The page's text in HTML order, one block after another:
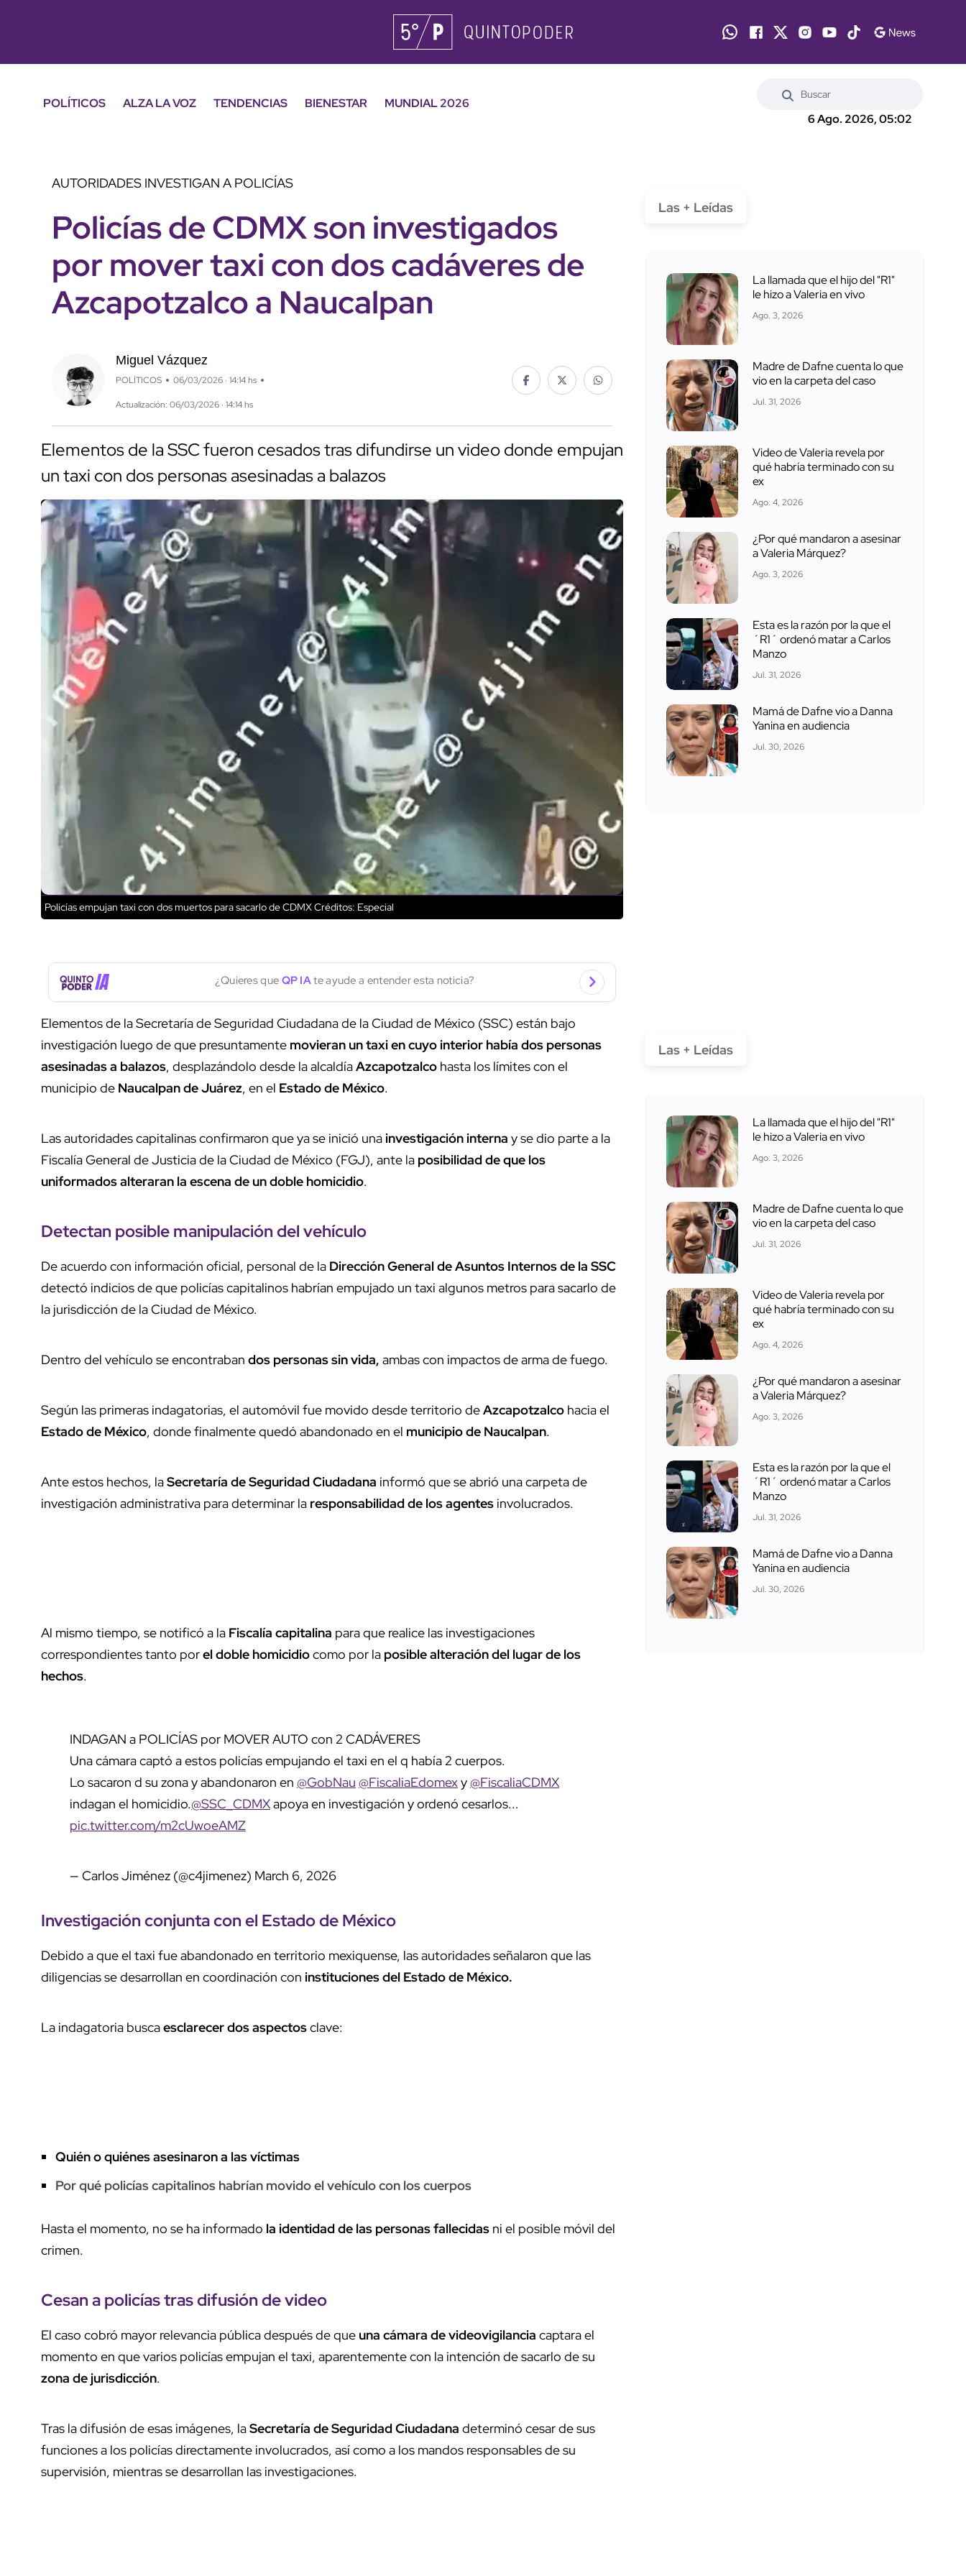
POLÍTICOS ALZA LA VOZ TENDENCIAS BIENESTAR
MUNDIAL 2026
6 Ago. 2026, 05:02
AUTORIDADES INVESTIGAN A POLICÍAS
Policías de CDMX son investigados
por mover taxi con dos cadáveres de
Azcapotzalco a Naucalpan
Miguel Vázquez
POLÍTICOS 06/03/2026 · 14:14 hs
Actualización: 06/03/2026 · 14:14 hs
Elementos de la SSC fueron cesados tras difundirse un video donde empujan
un taxi con dos personas asesinadas a balazos
Policías empujan taxi con dos muertos para sacarlo de CDMXCréditos: Especial
¿Quieres que QP IAte ayude a entender esta noticia?
Elementos de la Secretaría de Seguridad Ciudadana de la Ciudad de México (SSC) están bajo
investigación luego de que presuntamente movieran un taxi en cuyo interior había dos personas
asesinadas a balazos, desplazándolo desde la alcaldíaAzcapotzalco hasta los límites con el
municipio de Naucalpan de Juárez, en el Estado de México.
Las autoridades capitalinas confirmaron que ya se inició unainvestigación interna y se dio parte a la
Fiscalía General de Justicia de la Ciudad de México (FGJ), ante la posibilidad de que los
uniformados alteraran la escena de un doble homicidio.
Detectan posible manipulación del vehículo
De acuerdo con información oficial, personal de la Dirección General de Asuntos Internos de la SSC
detectó indicios de que policías capitalinos habrían empujado un taxi algunos metros para sacarlo de
la jurisdicción de la Ciudad de México.
Dentro del vehículo se encontraban dos personas sin vida, ambas con impactos de arma de fuego.
Según las primeras indagatorias, el automóvil fue movido desde territorio deAzcapotzalco hacia el
Estado de México, donde finalmente quedó abandonado en el municipio de Naucalpan.
Ante estos hechos, laSecretaría de Seguridad Ciudadana informó que se abrió una carpeta de
investigación administrativa para determinar la responsabilidad de los agentes involucrados.
Al mismo tiempo, se notificó a la Fiscalía capitalina para que realice las investigaciones
correspondientes tanto porel doble homicidiocomo por la posible alteración del lugar de los
hechos.
INDAGAN a POLICÍAS por MOVER AUTO con 2 CADÁVERES
Una cámara captó a estos policías empujando el taxi en el q había 2 cuerpos.
Lo sacaron d su zona y abandonaron en @GobNau @FiscaliaEdomexy@FiscaliaCDMX
indagan el homicidio.@SSC_CDMXapoya en investigación y ordenó cesarlos...
pic.twitter.com/m2cUwoeAMZ
— Carlos Jiménez (@c4jimenez) March 6, 2026
Investigación conjuntacon el Estado de México
Debido a que el taxi fue abandonado en territorio mexiquense, las autoridades señalaron que las
diligencias se desarrollan en coordinación con instituciones del Estado de México.
La indagatoria buscaesclarecer dos aspectosclave:
Quién o quiénes asesinaron a las víctimas
Por qué policías capitalinos habrían movido el vehículo con los cuerpos
Hasta el momento, no se ha informado la identidad de las personas fallecidas ni el posible móvil del
crimen.
Cesan a policíastrasdifusión de video
El caso cobró mayor relevancia pública después de que una cámara de videovigilancia captara el
momento en que varios policías empujan el taxi, aparentemente con la intención de sacarlo de su
zona de jurisdicción.
Tras la difusión de esas imágenes, laSecretaría de Seguridad Ciudadana determinó cesar de sus
funciones a los policías directamente involucrados, así como a los mandos responsables de su
supervisión, mientras se desarrollan las investigaciones.
Las + Leídas
La llamada que el hijo del "R1"
le hizo a Valeria en vivo
Ago. 3, 2026
Madre de Dafne cuenta lo que
vio en la carpeta del caso
Jul. 31, 2026
Video de Valeria revela por
qué habría terminado con su
ex
Ago. 4, 2026
¿Por qué mandaron a asesinar
a Valeria Márquez?
Ago. 3, 2026
Esta es la razón por la que el
´R1´ ordenó matar a Carlos
Manzo
Jul. 31, 2026
Mamá de Dafne vio a Danna
Yanina en audiencia
Jul. 30, 2026
Las + Leídas
La llamada que el hijo del "R1"
le hizo a Valeria en vivo
Ago. 3, 2026
Madre de Dafne cuenta lo que
vio en la carpeta del caso
Jul. 31, 2026
Video de Valeria revela por
qué habría terminado con su
ex
Ago. 4, 2026
¿Por qué mandaron a asesinar
a Valeria Márquez?
Ago. 3, 2026
Esta es la razón por la que el
´R1´ ordenó matar a Carlos
Manzo
Jul. 31, 2026
Mamá de Dafne vio a Danna
Yanina en audiencia
Jul. 30, 2026